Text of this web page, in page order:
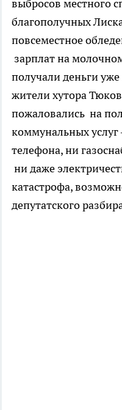
выбросов местного
благополучных
повсеместное
зарплат на
получали деньги
жители хутора
пожаловались на
коммунальных
телефона, ни
ни даже
катастрофа,
депутатского